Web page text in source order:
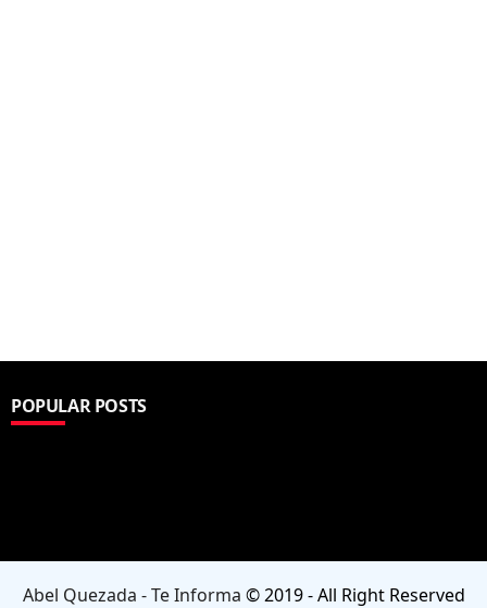
POPULAR POSTS
Abel Quezada - Te Informa © 2019 - All Right Reserved